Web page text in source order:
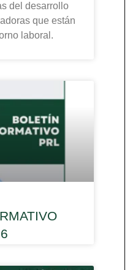
del desarrollo
que están
laboral.